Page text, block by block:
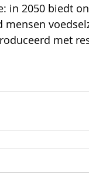
in 2050 biedt
met